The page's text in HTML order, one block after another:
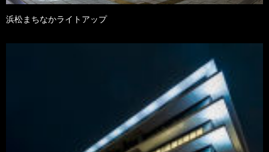
浜松まちなかライトアップ